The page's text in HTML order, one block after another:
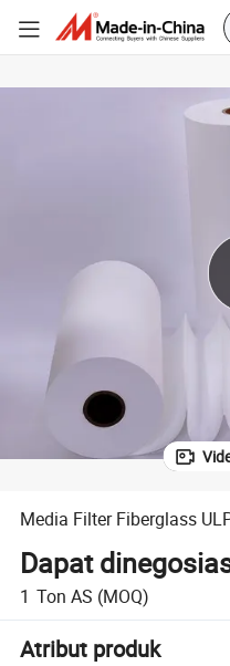
Media Filter Fiberglass
Dapat
1 Ton AS (MOQ)
Atribut produk